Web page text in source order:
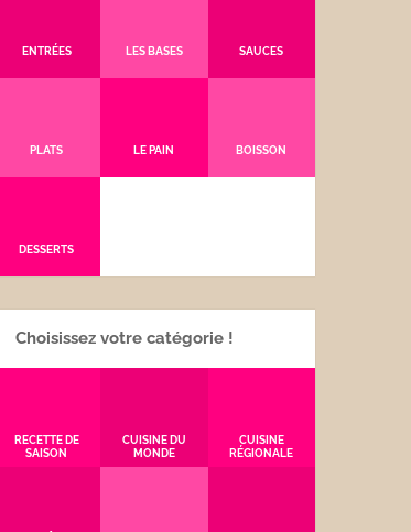
ENTRÉES LES BASES SAUCES
PLATS LE PAIN BOISSON
DESSERTS
Choisissez votre catégorie !
RECETTE DE
SAISON
CUISINE DU
MONDE
CUISINE
RÉGIONALE